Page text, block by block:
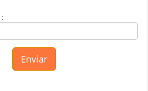
: